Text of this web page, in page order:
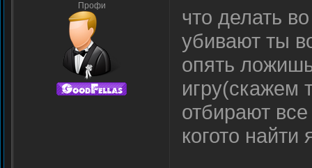
Профи
что делать
убивают ты
опять
игру(скажем
отбирают
когото